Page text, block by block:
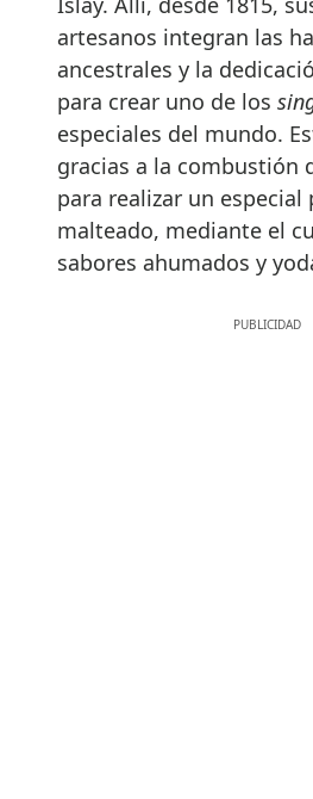
artesanos integran las
ancestrales y la
para crear uno de los
especiales del mundo.
gracias a la combustión
para realizar un especial
malteado, mediante el
sabores ahumados y